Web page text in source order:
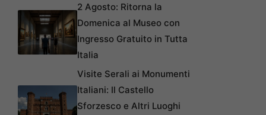
2 Agosto: Ritorna la
Domenica al Museo con
Ingresso Gratuito in Tutta
Italia
Visite Serali ai Monumenti
Italiani: Il Castello
Sforzesco e Altri Luoghi